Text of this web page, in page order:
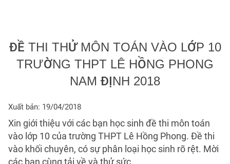
ĐỀ THI THỬ MÔN TOÁN VÀO LỚP 10
TRƯỜNG THPT LÊ HỒNG PHONG
NAM ĐỊNH 2018
Xuất bản: 19/04/2018
Xin giới thiệu với các bạn học sinh đề thi môn toán
vào lớp 10 của trường THPT Lê Hồng Phong. Đề thi
vào khối chuyên, có sự phân loại học sinh rõ rệt. Mời
các bạn cùng tải về và thử sức.